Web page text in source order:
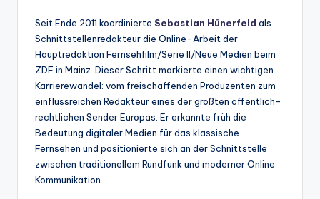
Seit Ende 2011 koordinierte Sebastian Hünerfeld als
Schnittstellenredakteur die Online-Arbeit der
Hauptredaktion Fernsehfilm/Serie II/Neue Medien beim
ZDF in Mainz. Dieser Schritt markierte einen wichtigen
Karrierewandel: vom freischaffenden Produzenten zum
einflussreichen Redakteur eines der größten öffentlich-
rechtlichen Sender Europas. Er erkannte früh die
Bedeutung digitaler Medien für das klassische
Fernsehen und positionierte sich an der Schnittstelle
zwischen traditionellem Rundfunk und moderner Online
Kommunikation.